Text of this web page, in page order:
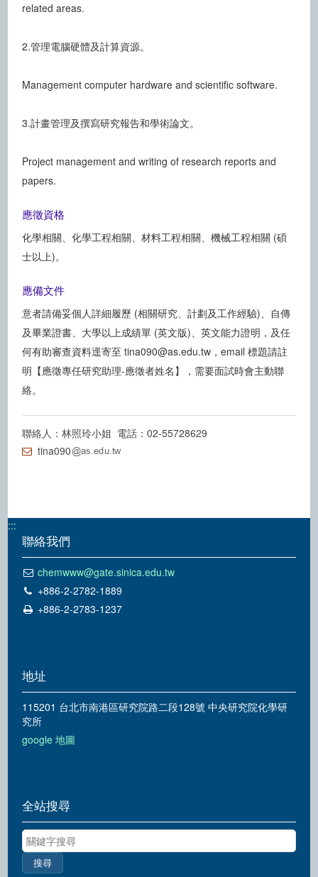
related areas.
2.管理電腦硬體及計算資源。
Management computer hardware and scientific software.
3.計畫管理及撰寫研究報告和學術論文。
Project management and writing of research reports and
papers.
應徵資格
化學相關、化學工程相關、材料工程相關、機械工程相關 (碩
士以上)。
應備文件
意者請備妥個人詳細履歷 (相關研究、計劃及工作經驗)、自傳
及畢業證書、大學以上成績單 (英文版)、英文能力證明，及任
何有助審查資料逕寄至 tina090@as.edu.tw，email 標題請註
明【應徵專任研究助理-應徵者姓名】，需要面試時會主動聯
絡。
聯絡人：林照玲小姐 電話：02-55728629
tina090
:::
聯絡我們
chemwww@gate.sinica.edu.tw
+886-2-2782-1889
+886-2-2783-1237
地址
115201 台北市南港區研究院路二段128號 中央研究院化學研
究所
google 地圖
全站搜尋
關鍵字搜尋